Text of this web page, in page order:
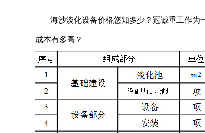
海沙淡化设备价格您知多少？冠诚重工作为
成本有多高？